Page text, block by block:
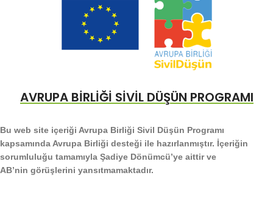
AVRUPA BİRLİĞİ SİVİL DÜŞÜN PROGRAMI
Bu web site içeriği Avrupa Birliği Sivil Düşün Programı
kapsamında Avrupa Birliği desteği ile hazırlanmıştır. İçeriğin
sorumluluğu tamamıyla Şadiye Dönümcü’ye aittir ve
AB’nin görüşlerini yansıtmamaktadır.